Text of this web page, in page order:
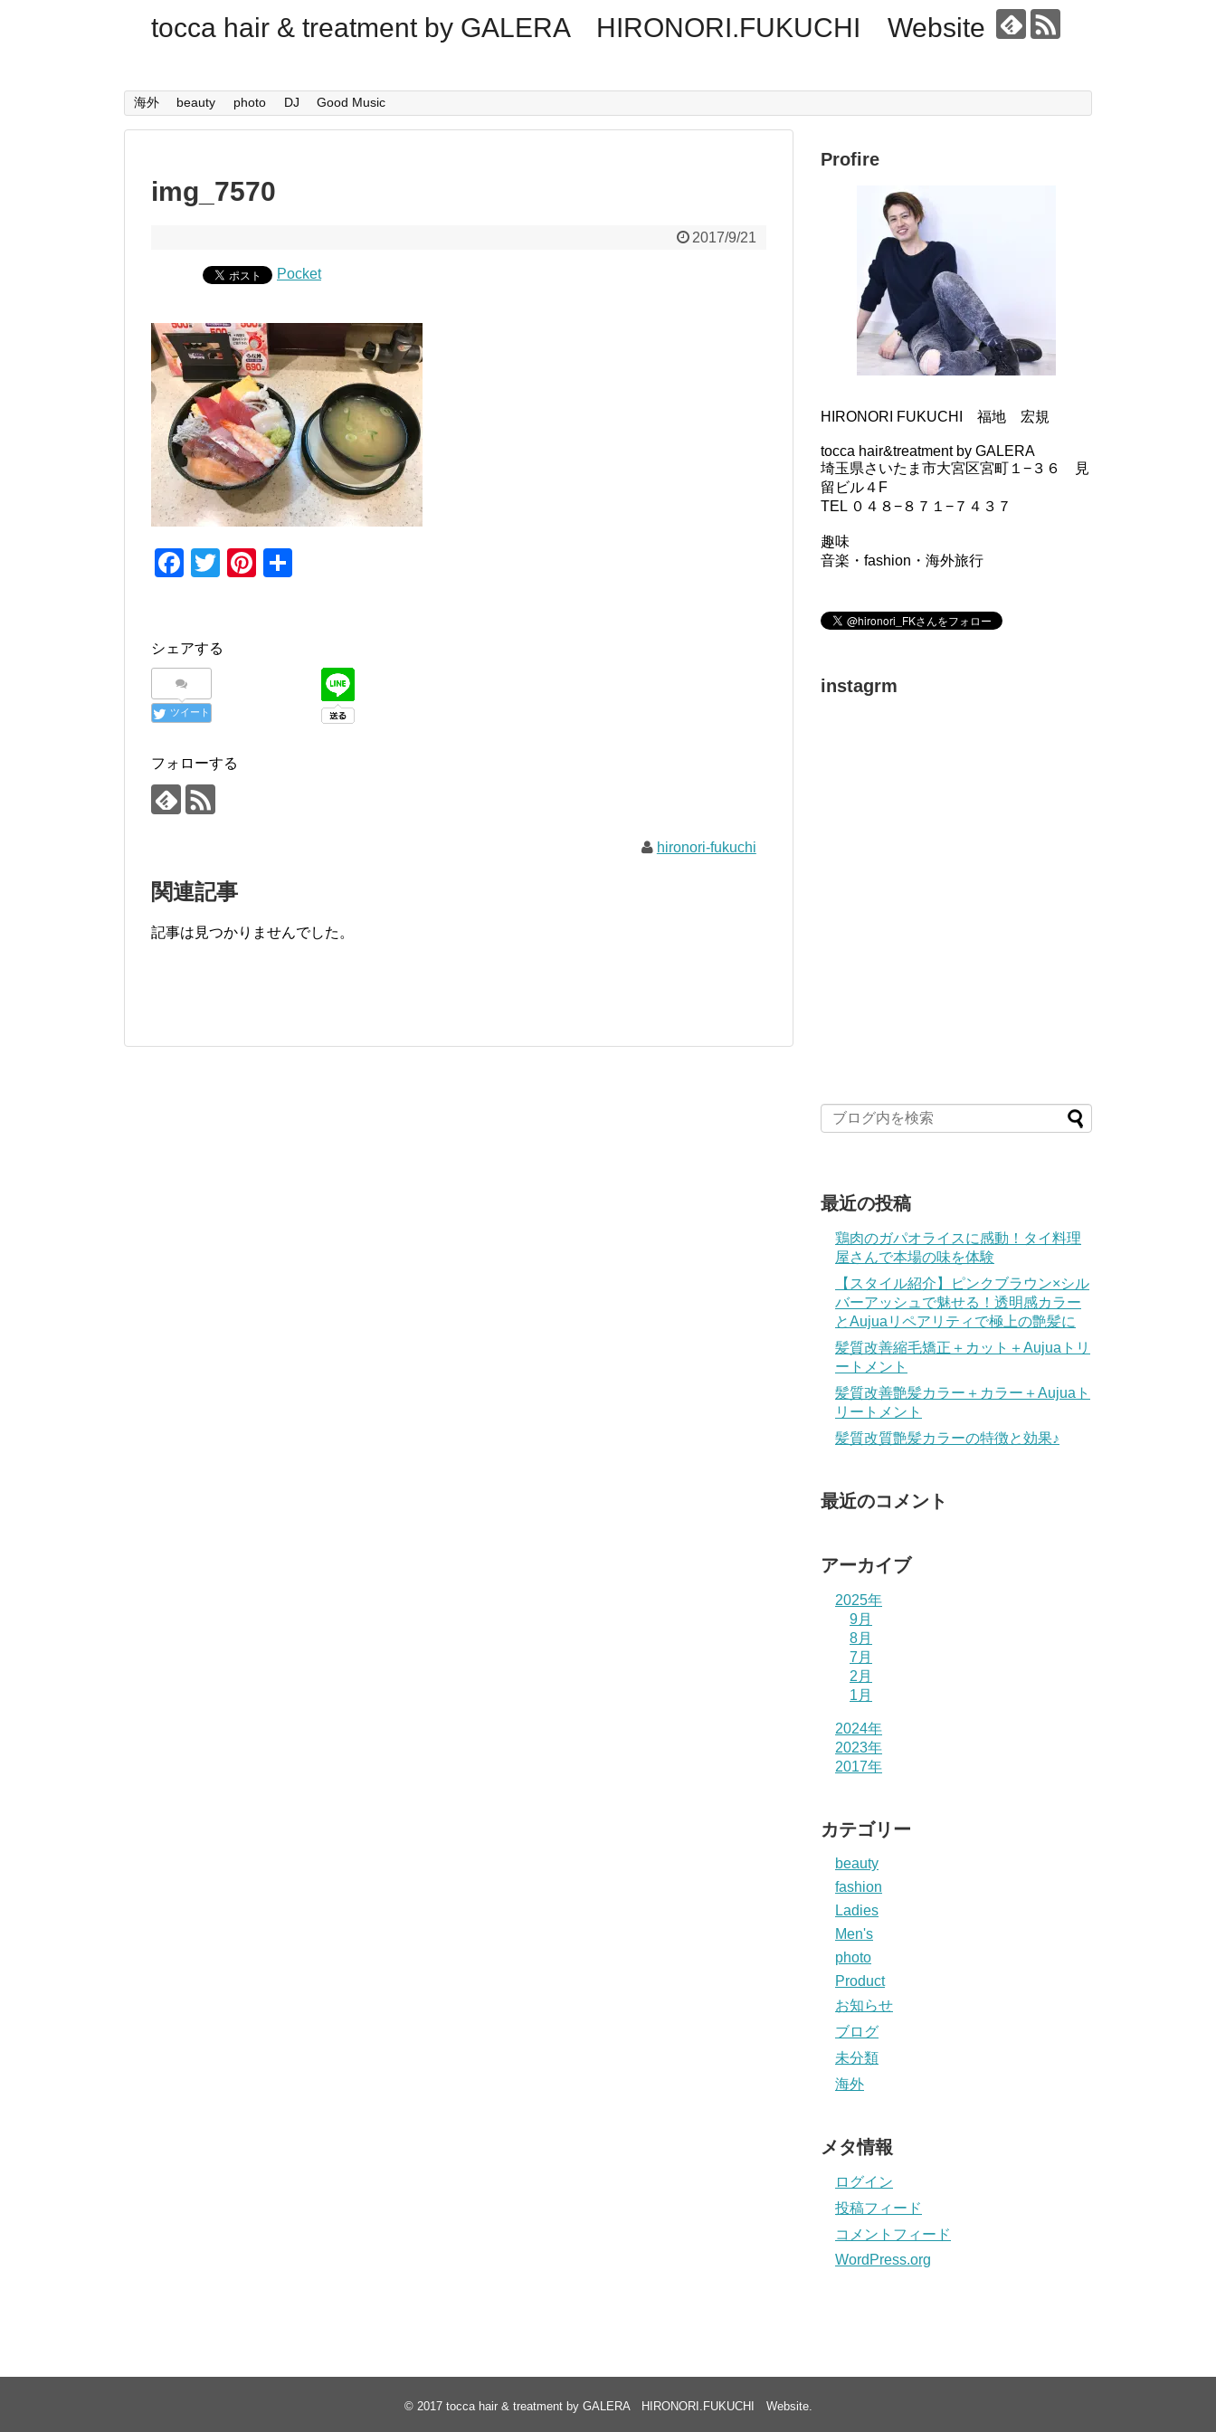
tocca hair & treatment by GALERA HIRONORI.FUKUCHI Website
海外 beauty photo DJ Good Music
img_7570
2017/9/21
Pocket
F
e
b
o
k
T
er
Pi
シェアする
ツイート
フォローする
hironori-fukuchi
関連記事
記事は見つかりませんでした。
Profire
HIRONORI FUKUCHI 福地 宏規
tocca hair&treatment by GALERA
埼玉県さいたま市大宮区宮町１−３６ 見
留ビル４F
TEL ０４８−８７１−７４３７
趣味
音楽・fashion・海外旅行
instagrm
最近の投稿
鶏肉のガパオライスに感動！タイ料理
屋さんで本場の味を体験
【スタイル紹介】ピンクブラウン×シル
バーアッシュで魅せる！透明感カラー
とAujuaリペアリティで極上の艶髪に
髪質改善縮毛矯正＋カット＋Aujuaトリ
ートメント
髪質改善艶髪カラー＋カラー＋Aujuaト
リートメント
髪質改質艶髪カラーの特徴と効果♪
最近のコメント
アーカイブ
2025年
9月
8月
7月
2月
1月
2024年
2023年
2017年
カテゴリー
beauty
fashion
Ladies
Men's
photo
Product
お知らせ
ブログ
未分類
海外
メタ情報
ログイン
投稿フィード
コメントフィード
WordPress.org
© 2017 tocca hair & treatment by GALERA HIRONORI.FUKUCHI Website.